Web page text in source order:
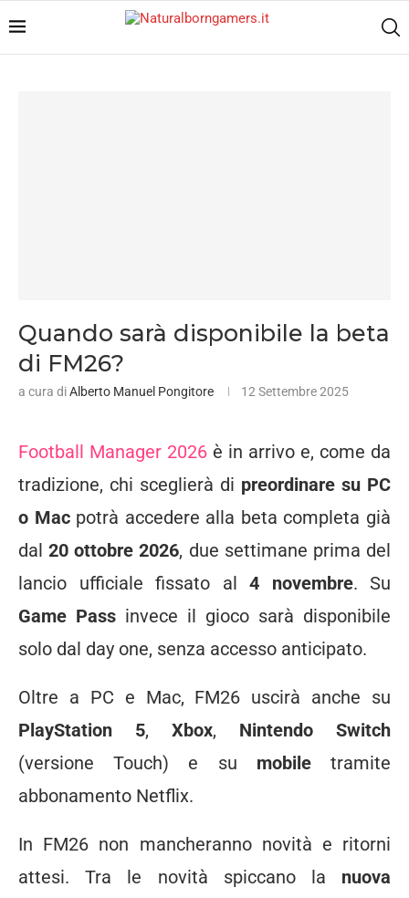
Quando sarà disponibile la beta
di FM26?
a cura diAlberto Manuel Pongitore 12 Settembre 2025
Football Manager 2026 è in arrivo e, come da
tradizione, chi sceglierà di preordinare su PC
o Macpotrà accedere alla beta completa già
dal20 ottobre 2026, due settimane prima del
lancio ufficiale fissato al 4 novembre. Su
Game Pass invece il gioco sarà disponibile
solo dal day one, senza accesso anticipato.
Oltre a PC e Mac, FM26 uscirà anche su
PlayStation 5, Xbox, Nintendo Switch
(versione Touch) e su mobiletramite
abbonamento Netflix.
In FM26 non mancheranno novità e ritorni
attesi. Tra le novità spiccano la nuova